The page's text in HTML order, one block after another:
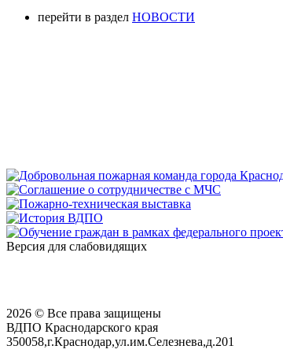
перейти в раздел НОВОСТИ
Версия для слабовидящих
2026 © Все права защищены
ВДПО Краснодарского края
350058,г.Краснодар,ул.им.Селезнева,д.201